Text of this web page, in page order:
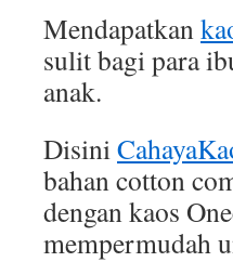
Mendapatkan
sulit bagi para
anak.
Disini
bahan cotton
dengan kaos
mempermudah